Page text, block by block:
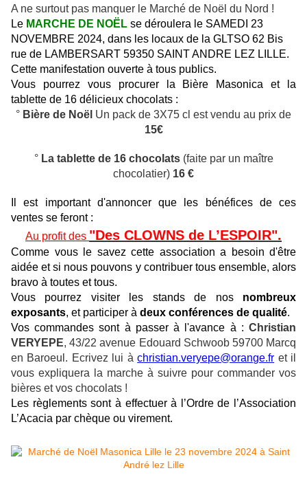
A ne surtout pas manquer le Marché de Noël du Nord !
Le MARCHE DE NOËL se déroulera le SAMEDI 23
NOVEMBRE 2024, dans les locaux de la GLTSO 62 Bis
rue de LAMBERSART 59350 SAINT ANDRE LEZ LILLE.
Cette manifestation ouverte à tous publics.
Vous pourrez vous procurer la Bière Masonica et la
tablette de 16 délicieux chocolats :
° Bière de Noël Un pack de 3X75 cl est vendu au prix de
15€
° La tablette de 16 chocolats(faite par un maître
chocolatier) 16 €
Il est important d'annoncer que les bénéfices de ces
ventes se feront :
Au profit des "Des CLOWNS de L’ESPOIR".
Comme vous le savez cette association a besoin d'être
aidée et si nous pouvons y contribuer tous ensemble, alors
bravo à toutes et tous.
Vous pourrez visiter les stands de nos nombreux
exposants, et participer à deux conférences de qualité.
Vos commandes sont à passer à l'avance à : Christian
VERYEPE, 43/22 avenue Edouard Schwoob 59700 Marcq
en Baroeul. Ecrivez lui àchristian.veryepe@orange.fr et il
vous expliquera la marche à suivre pour commander vos
bières et vos chocolats !
Les règlements sont à effectuer à l’Ordre de l’Association
L’Acacia par chèque ou virement.